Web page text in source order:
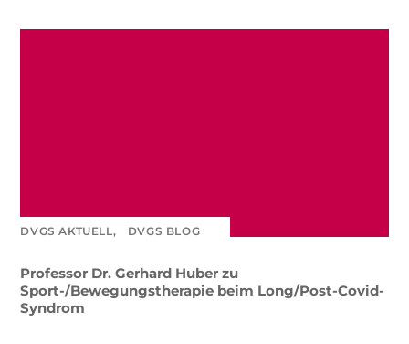
DVGS AKTUELL, DVGS BLOG
Professor Dr. Gerhard Huber zu
Sport-/Bewegungstherapie beim Long/Post-Covid-
Syndrom